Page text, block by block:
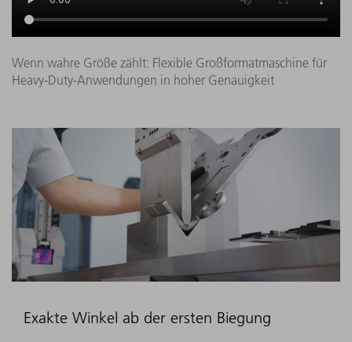
Wenn wahre Größe zählt: Flexible Großformatmaschine für
Heavy-Duty-Anwendungen in hoher Genauigkeit
Exakte Winkel ab der ersten Biegung